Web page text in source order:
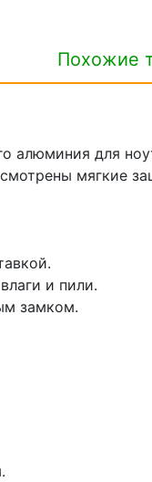
Похожие
алюминия для
мягкие
и пили.
замком.